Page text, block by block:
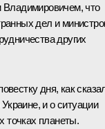
Владимировичем, что
дел и
других
дня, как
и о ситуации
точках планеты.